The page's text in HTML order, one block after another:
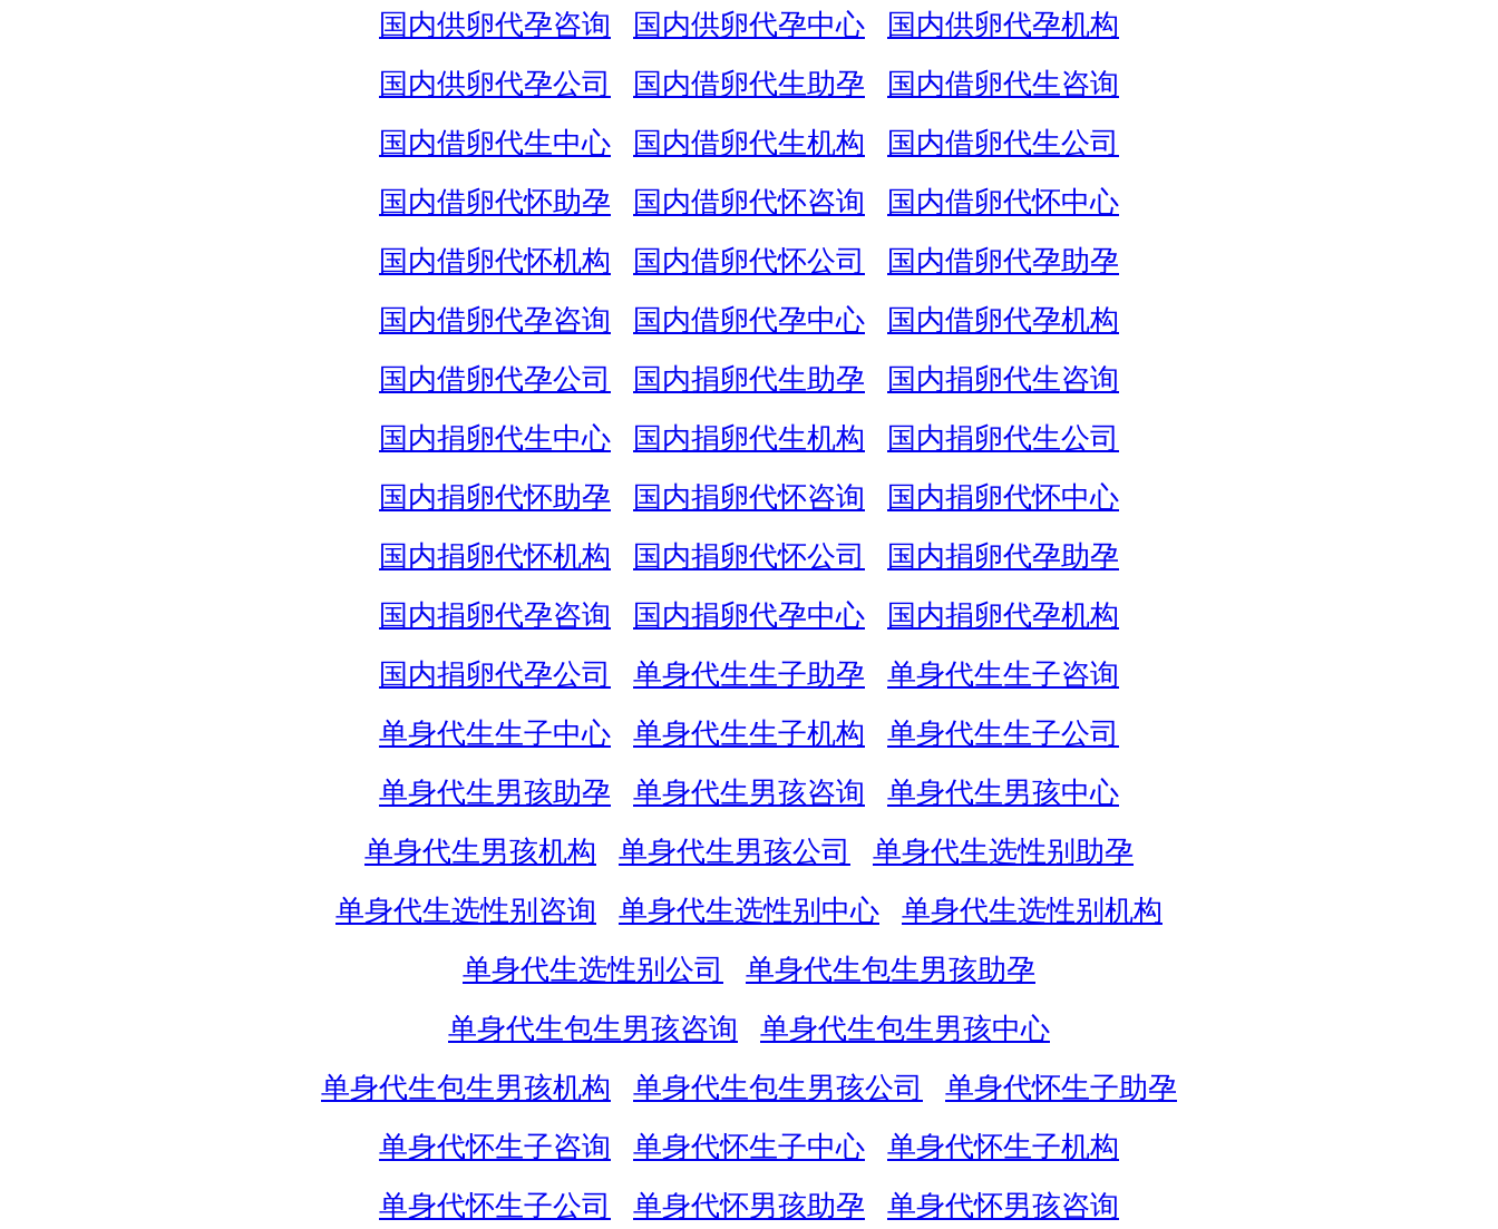
国内供卵代孕咨询
国内供卵代孕中心
国内供卵代孕机构
国内供卵代孕公司
国内借卵代生助孕
国内借卵代生咨询
国内借卵代生中心
国内借卵代生机构
国内借卵代生公司
国内借卵代怀助孕
国内借卵代怀咨询
国内借卵代怀中心
国内借卵代怀机构
国内借卵代怀公司
国内借卵代孕助孕
国内借卵代孕咨询
国内借卵代孕中心
国内借卵代孕机构
国内借卵代孕公司
国内捐卵代生助孕
国内捐卵代生咨询
国内捐卵代生中心
国内捐卵代生机构
国内捐卵代生公司
国内捐卵代怀助孕
国内捐卵代怀咨询
国内捐卵代怀中心
国内捐卵代怀机构
国内捐卵代怀公司
国内捐卵代孕助孕
国内捐卵代孕咨询
国内捐卵代孕中心
国内捐卵代孕机构
国内捐卵代孕公司
单身代生生子助孕
单身代生生子咨询
单身代生生子中心
单身代生生子机构
单身代生生子公司
单身代生男孩助孕
单身代生男孩咨询
单身代生男孩中心
单身代生男孩机构
单身代生男孩公司
单身代生选性别助孕
单身代生选性别咨询
单身代生选性别中心
单身代生选性别机构
单身代生选性别公司
单身代生包生男孩助孕
单身代生包生男孩咨询
单身代生包生男孩中心
单身代生包生男孩机构
单身代生包生男孩公司
单身代怀生子助孕
单身代怀生子咨询
单身代怀生子中心
单身代怀生子机构
单身代怀生子公司
单身代怀男孩助孕 单身代怀男孩咨询